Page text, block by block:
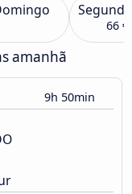
66 €
amanhã
9h 50min